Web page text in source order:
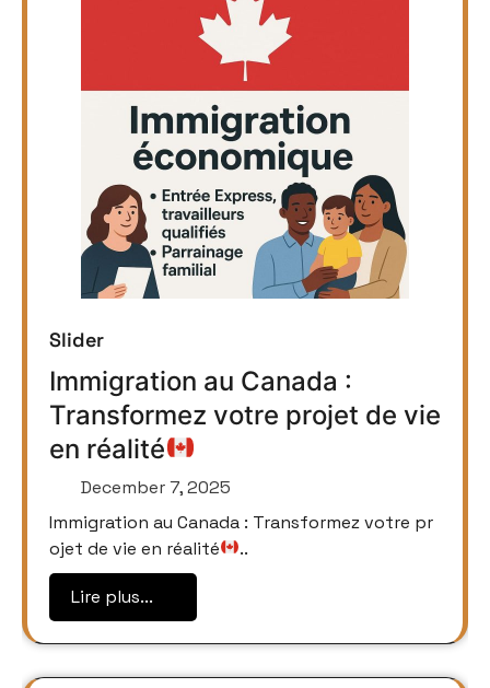
Slider
Immigration au Canada :
Transformez votre projet de vie
en réalité
December 7, 2025
Immigration au Canada : Transformez votre pr
ojet de vie en réalité
..
Lire plus...